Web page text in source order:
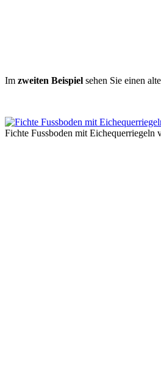
Im zweiten Beispiel sehen Sie einen
Fichte Fussboden mit Eichequerriegeln